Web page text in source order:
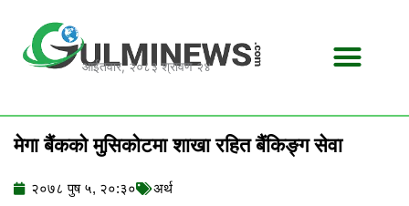
content
आईतवार, २०८३ श्रावण २४
मेगा बैंकको मुसिकोटमा शाखा रहित बैंकिङ्ग सेवा
२०७८ पुष ५, २०:३० अर्थ